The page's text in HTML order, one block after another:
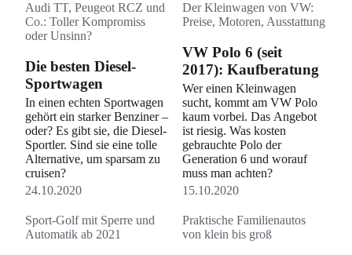
Audi TT, Peugeot RCZ und
Co.: Toller Kompromiss
oder Unsinn?
Die besten Diesel-
Sportwagen
In einen echten Sportwagen
gehört ein starker Benziner –
oder? Es gibt sie, die Diesel-
Sportler. Sind sie eine tolle
Alternative, um sparsam zu
cruisen?
24.10.2020
Der Kleinwagen von VW:
Preise, Motoren, Ausstattung
VW Polo 6 (seit
2017): Kaufberatung
Wer einen Kleinwagen
sucht, kommt am VW Polo
kaum vorbei. Das Angebot
ist riesig. Was kosten
gebrauchte Polo der
Generation 6 und worauf
muss man achten?
15.10.2020
Sport-Golf mit Sperre und
Automatik ab 2021
Praktische Familienautos
von klein bis groß